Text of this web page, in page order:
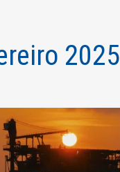
2025